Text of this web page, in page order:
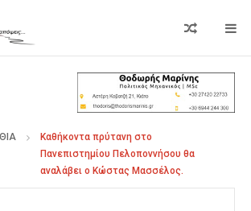
Καθήκοντα πρύτανη στο
Πανεπιστημίου Πελοποννήσου θα
αναλάβει ο Κώστας Μασσέλος.